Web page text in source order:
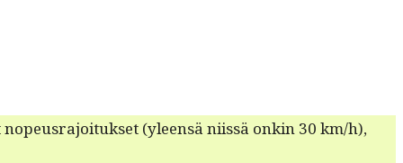
(yleen­sä niis­sä onkin 30 km/h),